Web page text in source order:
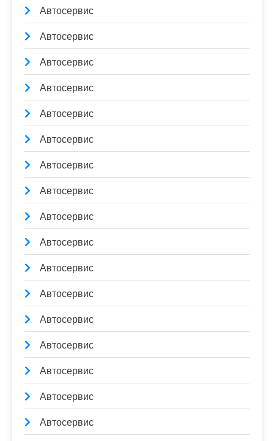
Автосервис
Автосервис
Автосервис
Автосервис
Автосервис
Автосервис
Автосервис
Автосервис
Автосервис
Автосервис
Автосервис
Автосервис
Автосервис
Автосервис
Автосервис
Автосервис
Автосервис